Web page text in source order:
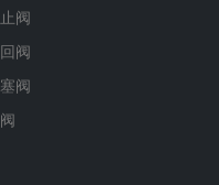
阀
阀
阀